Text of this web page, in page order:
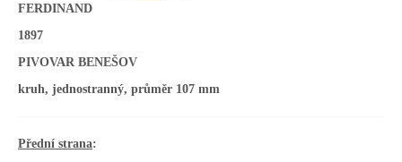
FERDINAND
1897
PIVOVAR BENEŠOV
kruh, jednostranný, průměr 107 mm
Přední strana: